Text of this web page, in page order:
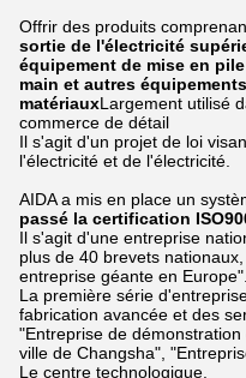
Offrir des produits
sortie de l'électricité
équipement de mise en
main et autres
matériauxLargement utilisé
commerce de détail
Il s'agit d'un projet de loi
l'électricité et de l'électricité.
AIDA a mis en place un
passé la certification
Il s'agit d'une entreprise
plus de 40 brevets
entreprise géante en Europe".
La première série
fabrication avancée et des
"Entreprise de
ville de Changsha",
Le centre technologique.